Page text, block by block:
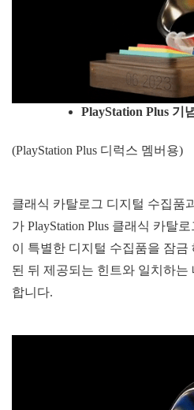
PlayStation Plus 기념
(PlayStation Plus 디럭스 멤버용)
클래식 카탈로그 디지털 수집품
가 PlayStation Plus 클래식 카탈
이 특별한 디지털 수집품을 잠
된 뒤 제공되는 힌트와 일치하
합니다.